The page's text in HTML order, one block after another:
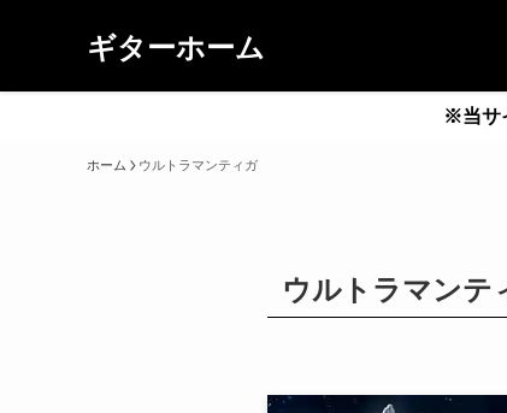
ギターホーム
※当サ
ホーム ウルトラマンティガ
ウルトラマンテ